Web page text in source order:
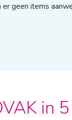
geen items
in